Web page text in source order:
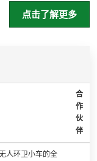
点击了解更多
合
作
伙
伴
人环卫小车的全